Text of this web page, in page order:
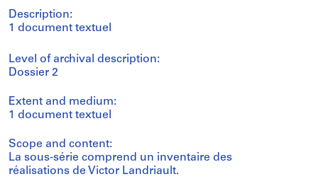
Description:
1 document textuel
Level of archival description:
Dossier 2
Extent and medium:
1 document textuel
Scope and content:
La sous-série comprend un inventaire des
réalisations de Victor Landriault.